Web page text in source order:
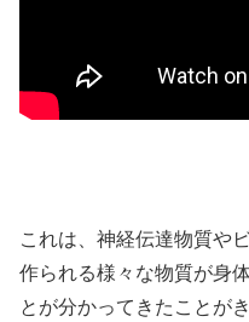
これは、神経伝達物質や
作られる様々な物質が身
とが分かってきたことが